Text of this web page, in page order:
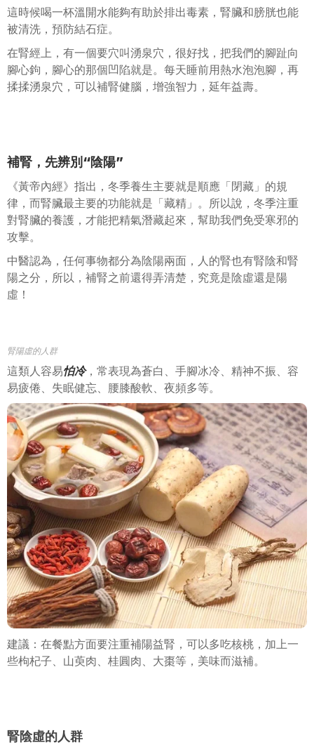
這時候喝一杯溫開水能夠有助於排出毒素，腎臟和膀胱也能
被清洗，預防結石症。
在腎經上，有一個要穴叫湧泉穴，很好找，把我們的腳趾向
腳心鉤，腳心的那個凹陷就是。每天睡前用熱水泡泡腳，再
揉揉湧泉穴，可以補腎健腦，增強智力，延年益壽。
補腎，先辨別“陰陽”
《黃帝內經》指出，冬季養生主要就是順應「閉藏」的規
律，而腎臟最主要的功能就是「藏精」。所以說，冬季注重
對腎臟的養護，才能把精氣潛藏起來，幫助我們免受寒邪的
攻擊。
中醫認為，任何事物都分為陰陽兩面，人的腎也有腎陰和腎
陽之分，所以，補腎之前還得弄清楚，究竟是陰虛還是陽
虛！
腎陽虛的人群
這類人容易怕冷，常表現為蒼白、手腳冰冷、精神不振、容
易疲倦、失眠健忘、腰膝酸軟、夜頻多等。
建議：在餐點方面要注重補陽益腎，可以多吃核桃，加上一
些枸杞子、山萸肉、桂圓肉、大棗等，美味而滋補。
腎陰虛的人群